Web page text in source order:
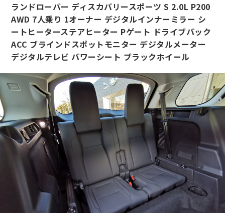
ランドローバー ディスカバリースポーツ S 2.0L P200
AWD 7人乗り 1オーナー デジタルインナーミラー シ
ートヒーターステアヒーター Pゲート ドライブパック
ACC ブラインドスポットモニター デジタルメーター
デジタルテレビ パワーシート ブラックホイール